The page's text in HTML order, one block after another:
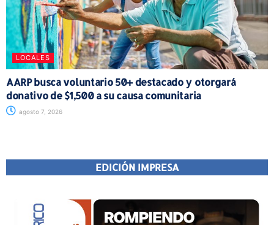
LOCALES
AARP busca voluntario 50+ destacado y otorgará
donativo de $1,500 a su causa comunitaria
agosto 7, 2026
EDICIÓN IMPRESA